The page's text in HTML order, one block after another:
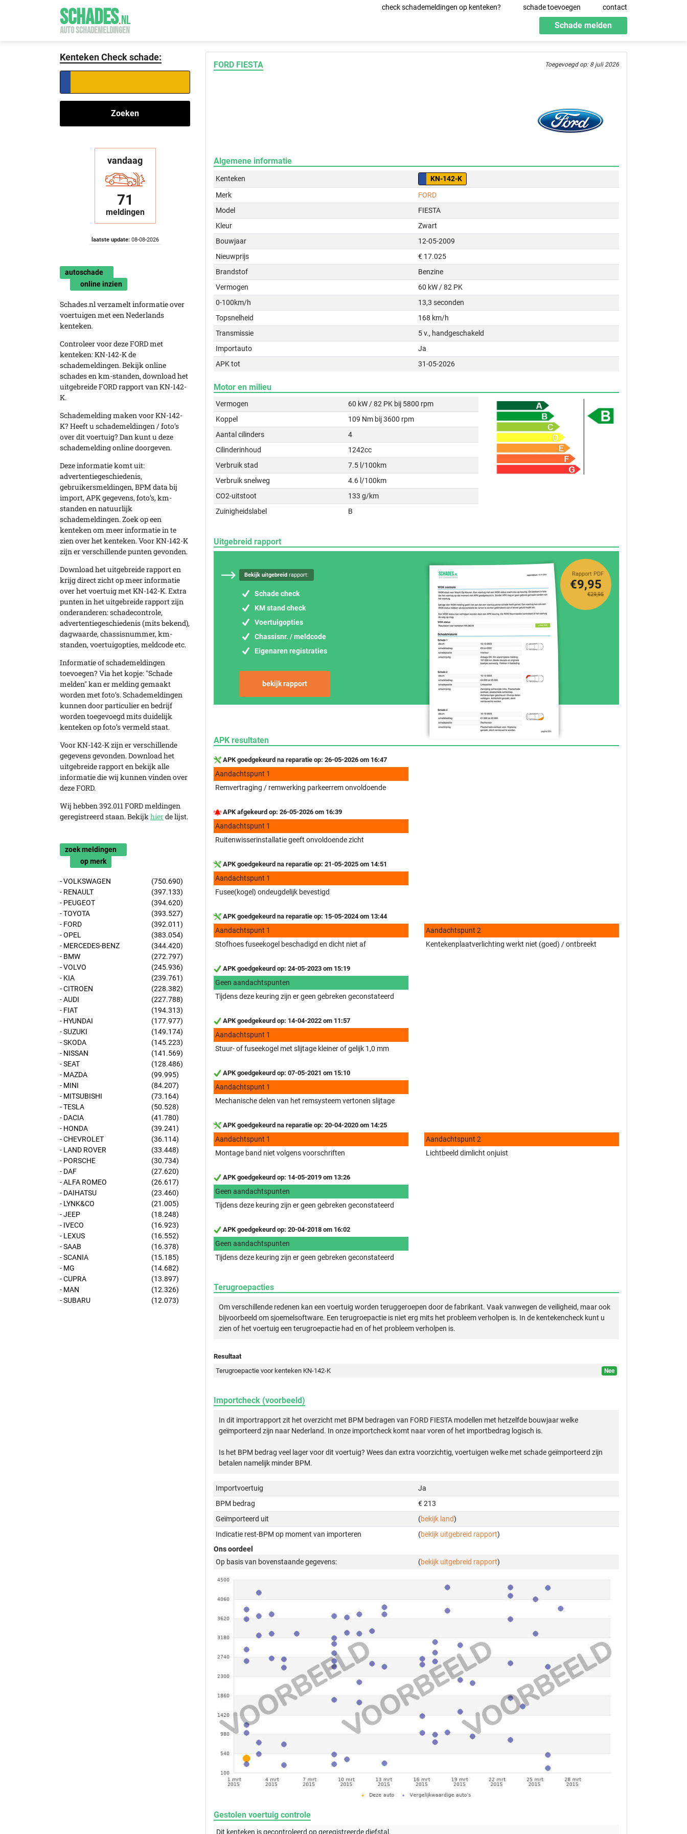
SCHADES.NL
AUTO SCHADEMELDINGEN
check schademeldingen op kenteken? schade toevoegen contact
Schade melden
Kenteken Check schade:
Zoeken
vandaag
71
meldingen
laatste update:08-08-2026
autoschade
online inzien
Schades.nl verzamelt informatie over
voertuigen met een Nederlands
kenteken.
Controleer voor deze FORD met
kenteken: KN-142-K de
schademeldingen. Bekijk online
schades en km-standen, download het
uitgebreide FORD rapport van KN-142-
K.
Schademelding maken voor KN-142-
K? Heeft u schademeldingen / foto’s
over dit voertuig? Dan kunt u deze
schademelding online doorgeven.
Deze informatie komt uit:
advertentiegeschiedenis,
gebruikersmeldingen, BPM data bij
import, APK gegevens, foto’s, km-
standen en natuurlijk
schademeldingen. Zoek op een
kenteken om meer informatie in te
zien over het kenteken. Voor KN-142-K
zijn er verschillende punten gevonden.
Download het uitgebreide rapport en
krijg direct zicht op meer informatie
over het voertuig met KN-142-K. Extra
punten in het uitgebreide rapport zijn
onderanderen: schadecontrole,
advertentiegeschiedenis (mits bekend),
dagwaarde, chassisnummer, km-
standen, voertuigopties, meldcode etc.
Informatie of schademeldingen
toevoegen? Via het kopje: "Schade
melden" kan er melding gemaakt
worden met foto’s. Schademeldingen
kunnen door particulier en bedrijf
worden toegevoegd mits duidelijk
kenteken op foto’s vermeld staat.
Voor KN-142-K zijn er verschillende
gegevens gevonden. Download het
uitgebreide rapport en bekijk alle
informatie die wij kunnen vinden over
deze FORD.
Wij hebben 392.011 FORD meldingen
geregistreerd staan. Bekijkhierde lijst.
zoek meldingen
op merk
- VOLKSWAGEN
(750.690)
- RENAULT
(397.133)
- PEUGEOT
(394.620)
- TOYOTA
(393.527)
- FORD
(392.011)
- OPEL
(383.054)
- MERCEDES-BENZ
(344.420)
- BMW
(272.797)
- VOLVO
(245.936)
- KIA
(239.761)
- CITROEN
(228.382)
- AUDI
(227.788)
- FIAT
(194.313)
- HYUNDAI
(177.977)
- SUZUKI
(149.174)
- SKODA
(145.223)
- NISSAN
(141.569)
- SEAT
(128.486)
- MAZDA
(99.995)
- MINI
(84.207)
- MITSUBISHI
(73.164)
- TESLA
(50.528)
- DACIA
(41.780)
- HONDA
(39.241)
- CHEVROLET
(36.114)
- LAND ROVER
(33.448)
- PORSCHE
(30.734)
- DAF
(27.620)
- ALFA ROMEO
(26.617)
- DAIHATSU
(23.460)
- LYNK&CO
(21.005)
- JEEP
(18.248)
- IVECO
(16.923)
- LEXUS
(16.552)
- SAAB
(16.378)
- SCANIA
(15.185)
- MG
(14.682)
- CUPRA
(13.897)
- MAN
(12.326)
- SUBARU
(12.073)
FORD FIESTA Toegevoegd op: 8 juli 2026
Algemene informatie
Kenteken
KN-142-K
Merk
FORD
Model
FIESTA
Kleur
Zwart
Bouwjaar
12-05-2009
Nieuwprijs
€ 17.025
Brandstof
Benzine
Vermogen
60 kW / 82 PK
0-100km/h
13,3 seconden
Topsnelheid
168 km/h
Transmissie
5 v., handgeschakeld
Importauto
Ja
APK tot
31-05-2026
Motor en milieu
Vermogen
60 kW / 82 PK bij 5800 rpm
Koppel
109 Nm bij 3600 rpm
Aantal cilinders
4
Cilinderinhoud
1242cc
Verbruik stad
7.5 l/100km
Verbruik snelweg
4.6 l/100km
CO2-uitstoot
133 g/km
Zuinigheidslabel
B
Uitgebreid rapport
Bekijk uitgebreid rapport:
Schade check
KM stand check
Voertuigopties
Chassisnr. / meldcode
Eigenaren registraties
bekijk rapport
Rapport PDF
€29,95
€9,95
APK resultaten
APK goedgekeurd na reparatie op: 26-05-2026 om 16:47
Aandachtspunt 1
Remvertraging / remwerking parkeerrem onvoldoende
APK afgekeurd op: 26-05-2026 om 16:39
Aandachtspunt 1
Ruitenwisserinstallatie geeft onvoldoende zicht
APK goedgekeurd na reparatie op: 21-05-2025 om 14:51
Aandachtspunt 1
Fusee(kogel) ondeugdelijk bevestigd
APK goedgekeurd na reparatie op: 15-05-2024 om 13:44
Aandachtspunt 1
Stofhoes fuseekogel beschadigd en dicht niet af
Aandachtspunt 2
Kentekenplaatverlichting werkt niet (goed) / ontbreekt
APK goedgekeurd op: 24-05-2023 om 15:19
Geen aandachtspunten
Tijdens deze keuring zijn er geen gebreken geconstateerd
APK goedgekeurd op: 14-04-2022 om 11:57
Aandachtspunt 1
Stuur- of fuseekogel met slijtage kleiner of gelijk 1,0 mm
APK goedgekeurd op: 07-05-2021 om 15:10
Aandachtspunt 1
Mechanische delen van het remsysteem vertonen slijtage
APK goedgekeurd na reparatie op: 20-04-2020 om 14:25
Aandachtspunt 1
Montage band niet volgens voorschriften
Aandachtspunt 2
Lichtbeeld dimlicht onjuist
APK goedgekeurd op: 14-05-2019 om 13:26
Geen aandachtspunten
Tijdens deze keuring zijn er geen gebreken geconstateerd
APK goedgekeurd op: 20-04-2018 om 16:02
Geen aandachtspunten
Tijdens deze keuring zijn er geen gebreken geconstateerd
Terugroepacties
Om verschillende redenen kan een voertuig worden teruggeroepen door de fabrikant. Vaak vanwegen de veiligheid, maar ook
bijvoorbeeld om sjoemelsoftware. Een terugroepactie is niet erg mits het probleem verholpen is. In de kentekencheck kunt u
zien of het voertuig een terugroepactie had en of het probleem verholpen is.
Resultaat
Terugroepactie voor kenteken KN-142-K
Nee
Importcheck (voorbeeld)
In dit importrapport zit het overzicht met BPM bedragen van FORD FIESTA modellen met hetzelfde bouwjaar welke
geïmporteerd zijn naar Nederland. In onze importcheck komt naar voren of het importbedrag logisch is.
Is het BPM bedrag veel lager voor dit voertuig? Wees dan extra voorzichtig, voertuigen welke met schade geïmporteerd zijn
betalen namelijk minder BPM.
Importvoertuig
Ja
BPM bedrag
€ 213
Geïmporteerd uit
(bekijk land)
Indicatie rest-BPM op moment van importeren
(bekijk uitgebreid rapport)
Ons oordeel
Op basis van bovenstaande gegevens:
(bekijk uitgebreid rapport)
Gestolen voertuig controle
Dit kenteken is gecontroleerd opgeregistreerdediefstal.